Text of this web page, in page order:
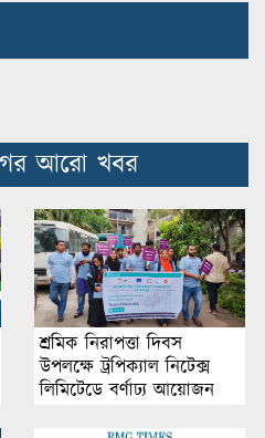
আরো খবর
শ্রমিক নিরাপত্তা দিবস
উপলক্ষে ট্রপিক্যাল নিটেক্স
লিমিটেডে বর্ণাঢ্য আয়োজন